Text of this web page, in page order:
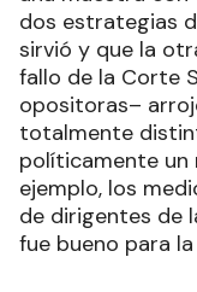
dos estrategias
sirvió y que la
fallo de la Corte
opositoras–
totalmente
políticamente
ejemplo, los
de dirigentes de
fue bueno para